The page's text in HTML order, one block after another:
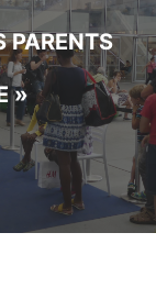
PARENTS
»